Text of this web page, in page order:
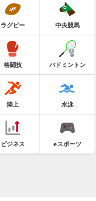
ラグビー 中央競馬
格闘技 バドミントン
陸上 水泳
ビジネス eスポーツ